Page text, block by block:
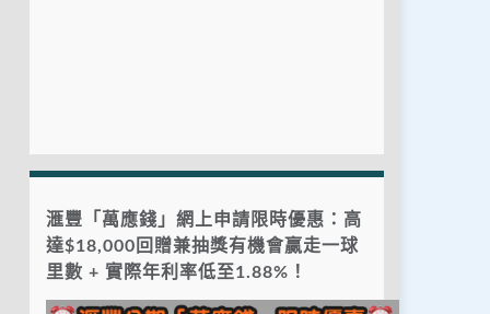
滙豐「萬應錢」網上申請限時優惠：高
達$18,000回贈兼抽獎有機會贏走一球
里數 + 實際年利率低至1.88%！